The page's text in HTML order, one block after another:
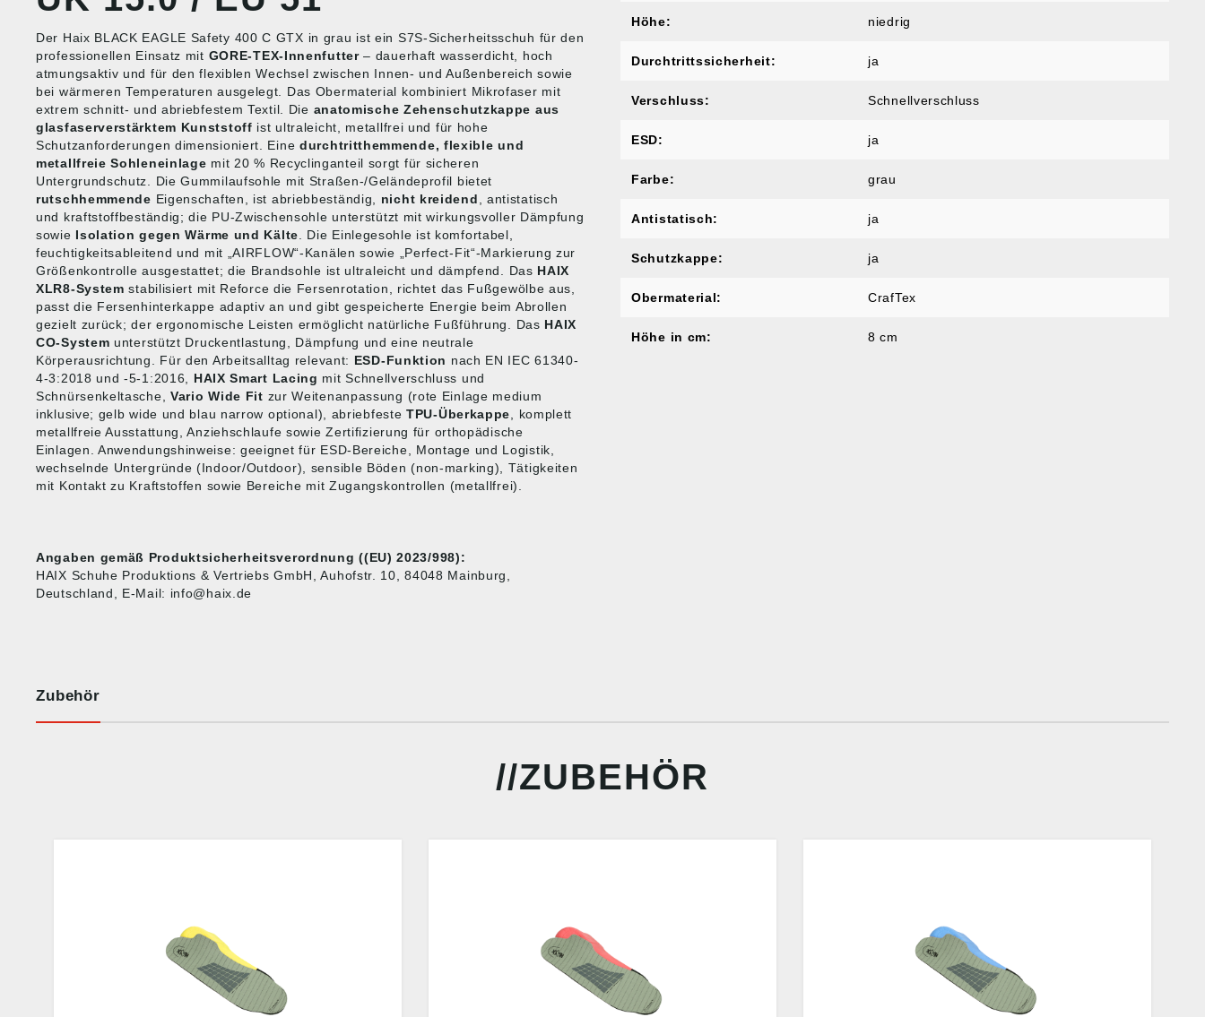
Der Haix BLACK EAGLE Safety 400 C GTX in grau ist ein S7S-Sicherheitsschuh für den
professionellen Einsatz mit GORE‑TEX-Innenfutter– dauerhaft wasserdicht, hoch
atmungsaktiv und für den flexiblen Wechsel zwischen Innen- und Außenbereich sowie
bei wärmeren Temperaturen ausgelegt. Das Obermaterial kombiniert Mikrofaser mit
extrem schnitt- und abriebfestem Textil. Die anatomische Zehenschutzkappe aus
glasfaserverstärktem Kunststoff ist ultraleicht, metallfrei und für hohe
Schutzanforderungen dimensioniert. Eine durchtritthemmende, flexible und
metallfreie Sohleneinlage mit 20 % Recyclinganteil sorgt für sicheren
Untergrundschutz. Die Gummilaufsohle mit Straßen-/Geländeprofil bietet
rutschhemmende Eigenschaften, ist abriebbeständig, nicht kreidend , antistatisch
und kraftstoffbeständig; die PU-Zwischensohle unterstützt mit wirkungsvoller Dämpfung
sowie Isolation gegen Wärme und Kälte . Die Einlegesohle ist komfortabel,
feuchtigkeitsableitend und mit „AIRFLOW“-Kanälen sowie „Perfect-Fit“-Markierung zur
Größenkontrolle ausgestattet; die Brandsohle ist ultraleicht und dämpfend. Das HAIX
XLR8-System stabilisiert mit Reforce die Fersenrotation, richtet das Fußgewölbe aus,
passt die Fersenhinterkappe adaptiv an und gibt gespeicherte Energie beim Abrollen
gezielt zurück; der ergonomische Leisten ermöglicht natürliche Fußführung. Das HAIX
CO-System unterstützt Druckentlastung, Dämpfung und eine neutrale
Körperausrichtung. Für den Arbeitsalltag relevant: ESD-Funktion nach EN IEC 61340-
4-3:2018 und -5-1:2016, HAIX Smart Lacing mit Schnellverschluss und
Schnürsenkeltasche, Vario Wide Fit zur Weitenanpassung (rote Einlage medium
inklusive; gelb wide und blau narrow optional), abriebfesteTPU-Überkappe , komplett
metallfreie Ausstattung, Anziehschlaufe sowie Zertifizierung für orthopädische
Einlagen. Anwendungshinweise: geeignet für ESD-Bereiche, Montage und Logistik,
wechselnde Untergründe (Indoor/Outdoor), sensible Böden (non-marking), Tätigkeiten
mit Kontakt zu Kraftstoffen sowie Bereiche mit Zugangskontrollen (metallfrei).
Angaben gemäß Produktsicherheitsverordnung ((EU) 2023/998):
HAIX Schuhe Produktions & Vertriebs GmbH, Auhofstr. 10, 84048 Mainburg,
Deutschland, E-Mail: info@haix.de
Höhe: niedrig
Durchtrittssicherheit: ja
Verschluss: Schnellverschluss
ESD: ja
Farbe: grau
Antistatisch: ja
Schutzkappe: ja
Obermaterial: CrafTex
Höhe in cm: 8 cm
Zubehör
ZUBEHÖR